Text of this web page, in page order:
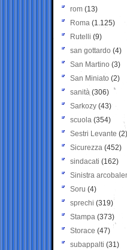
rom (13)
Roma (1.125)
Rutelli (9)
san gottardo (4)
San Martino (3)
San Miniato (2)
sanità (306)
Sarkozy (43)
scuola (354)
Sestri Levante (2)
Sicurezza (452)
sindacati (162)
Sinistra
Soru (4)
sprechi (319)
Stampa (373)
Storace (47)
subappalti (31)